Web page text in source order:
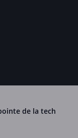
de la tech